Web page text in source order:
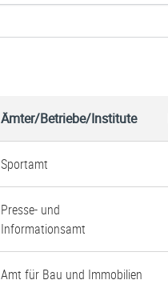
Ämter/Betriebe/Institute
Sportamt
Presse- und
Informationsamt
Amt für Bau und Immobilien